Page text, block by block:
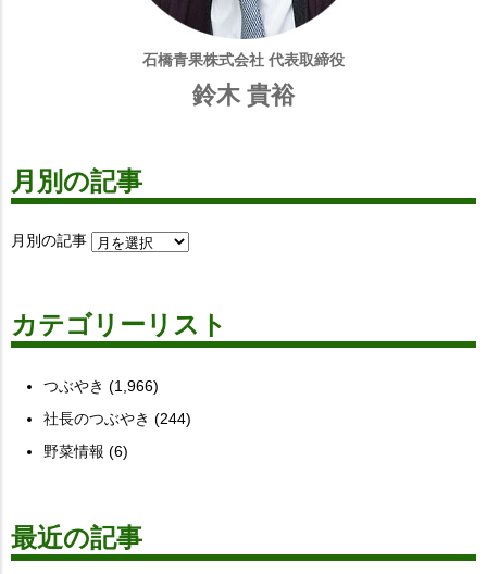
石橋青果株式会社 代表取締役
鈴木 貴裕
月別の記事
月別の記事
カテゴリーリスト
つぶやき (1,966)
社長のつぶやき (244)
野菜情報 (6)
最近の記事